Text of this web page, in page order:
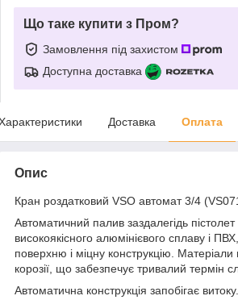
Що таке купити з Пром?
Замовлення під захистом
Доступна доставка
Доставка Оплата
Опис
Кран роздатковий VSO автомат 3/4
Автоматичний палив заздалегідь пістолет
високоякісного алюмінієвого сплаву і
поверхню і міцну конструкцію. Матеріали
корозії, що забезпечує тривалий термін
Автоматична конструкція запобігає витоку.